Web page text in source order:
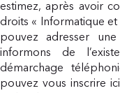
estimez, après avoir
droits « Informatique et
pouvez adresser
informons de
démarchage
pouvez vous inscrire